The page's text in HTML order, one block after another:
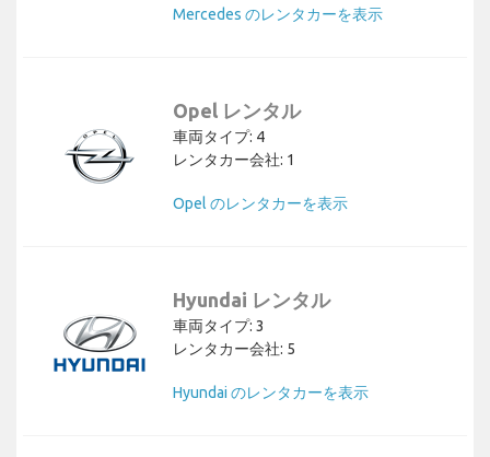
Mercedes のレンタカーを表示
Opel レンタル
車両タイプ: 4
レンタカー会社: 1
Opel のレンタカーを表示
Hyundai レンタル
車両タイプ: 3
レンタカー会社: 5
Hyundai のレンタカーを表示